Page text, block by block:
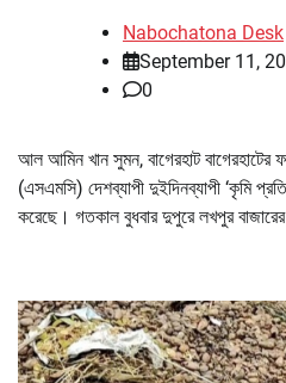
Nabochatona Desk
September 11,
0
আল আমিন খান সুমন, বাগেরহাট বাগেরহাটের
(এসএমসি) দেশব্যাপী দুইদিনব্যাপী ‘কৃমি
করেছে। গতকাল বুধবার দুপুরে লখপুর